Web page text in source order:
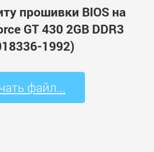
прошивки BIOS на
GT 430 2GB DDR3
1992)
файл...